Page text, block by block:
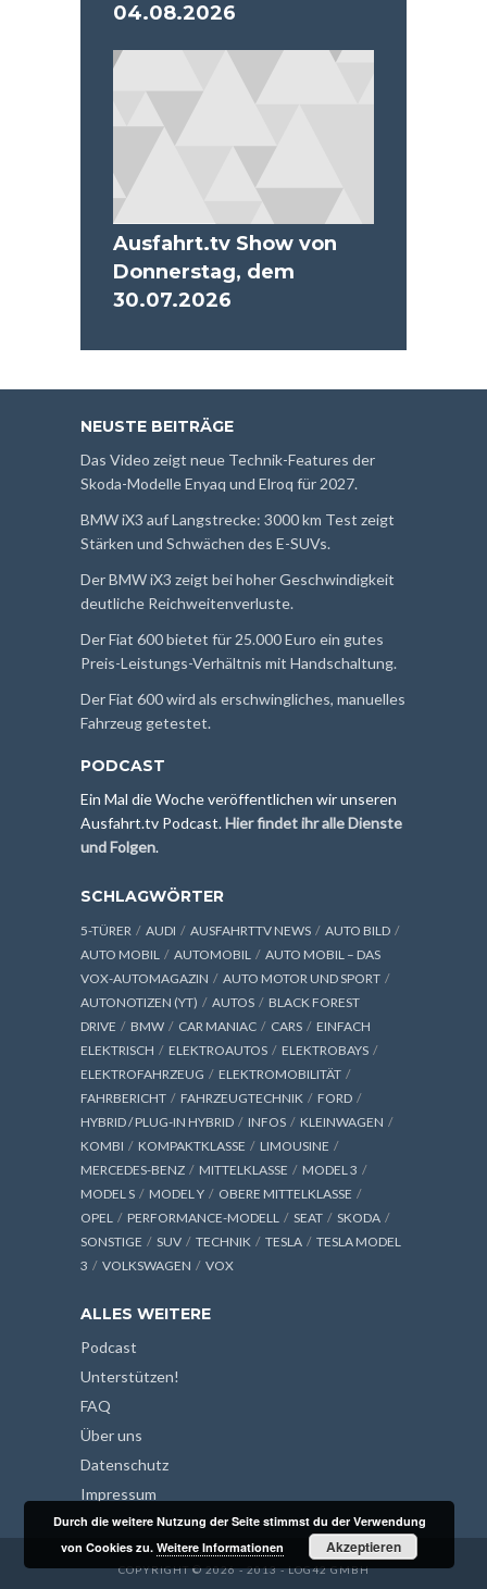
04.08.2026
Ausfahrt.tv Show von
Donnerstag, dem
30.07.2026
NEUSTE BEITRÄGE
Das Video zeigt neue Technik-Features der
Skoda-Modelle Enyaq und Elroq für 2027.
BMW iX3 auf Langstrecke: 3000 km Test zeigt
Stärken und Schwächen des E-SUVs.
Der BMW iX3 zeigt bei hoher Geschwindigkeit
deutliche Reichweitenverluste.
Der Fiat 600 bietet für 25.000 Euro ein gutes
Preis-Leistungs-Verhältnis mit Handschaltung.
Der Fiat 600 wird als erschwingliches, manuelles
Fahrzeug getestet.
PODCAST
Ein Mal die Woche veröffentlichen wir unseren
Ausfahrt.tv Podcast.Hier findet ihr alle Dienste
und Folgen.
SCHLAGWÖRTER
5-TÜRER AUDI AUSFAHRTTV NEWS
AUTO BILD
AUTO MOBIL
AUTOMOBIL
AUTO MOBIL – DAS
VOX-AUTOMAGAZIN
AUTO MOTOR UND SPORT
AUTONOTIZEN (YT)
AUTOS
BLACK FOREST
DRIVE
BMW CAR MANIAC CARS
EINFACH
ELEKTRISCH
ELEKTROAUTOS
ELEKTROBAYS
ELEKTROFAHRZEUG
ELEKTROMOBILITÄT
FAHRBERICHT
FAHRZEUGTECHNIK
FORD
HYBRID / PLUG-IN HYBRID
INFOS
KLEINWAGEN
KOMBI
KOMPAKTKLASSE
LIMOUSINE
MERCEDES-BENZ
MITTELKLASSE
MODEL 3
MODEL S
MODEL Y
OBERE MITTELKLASSE
OPEL
PERFORMANCE-MODELL SEAT
SKODA
SONSTIGE
SUV TECHNIK TESLA
TESLA MODEL
3
VOLKSWAGEN VOX
ALLES WEITERE
Podcast
Unterstützen!
FAQ
Über uns
Datenschutz
Impressum
COPYRIGHT © 2026 - 2013 - LOG42 GMBH
Durch die weitere Nutzung der Seite stimmst du der Verwendung
von Cookies zu.Weitere Informationen Akzeptieren